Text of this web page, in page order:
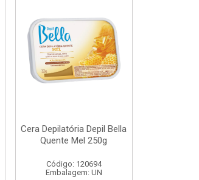
Cera Depilatória Depil Bella
Quente Mel 250g
Código: 120694
Embalagem: UN